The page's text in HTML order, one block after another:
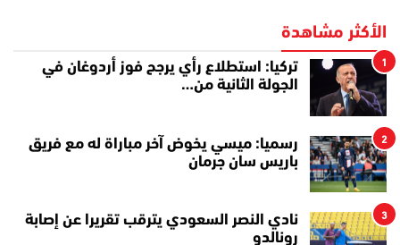
الأكثر مشاهدة
1
تركيا: استطلاع رأي يرجح فوز أردوغان في
الجولة الثانية من…
2
رسميا: ميسي يخوض آخر مباراة له مع فريق
باريس سان جرمان
3
نادي النصر السعودي يترقب تقريرا عن إصابة
رونالدو